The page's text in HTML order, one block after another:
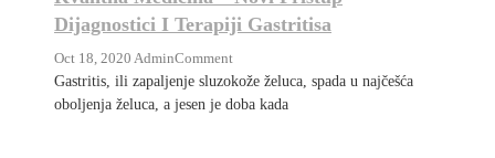
Dijagnostici I Terapiji Gastritisa
Oct 18, 2020 AdminComment
Kvantna
Medicina
Gastritis, ili zapaljenje sluzokože želuca, spada u najčešća
oboljenja želuca, a jesen je doba kada